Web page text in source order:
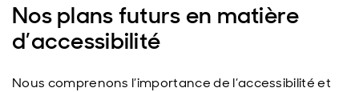
Nos plans futurs en matière
d’accessibilité
Nous comprenons l’importance de l’accessibilité et